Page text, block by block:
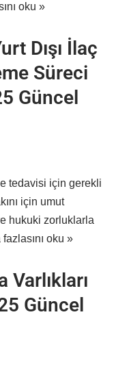
oku »
Dışı İlaç
Süreci
Güncel
tedavisi için gerekli
için umut
hukuki zorluklarla
fazlasını oku »
Güncel